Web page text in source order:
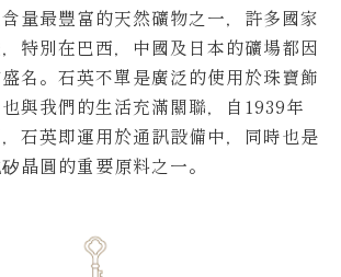
量最豐富的天然礦物之一，許多國家
特別在巴西，中國及日本的礦場都因
名。 石英不單是廣泛的使用於珠寶飾
與我們的生活充滿關聯，自1939年
石英即運用於通訊設備中，同時也是
晶圓的重要原料之一。